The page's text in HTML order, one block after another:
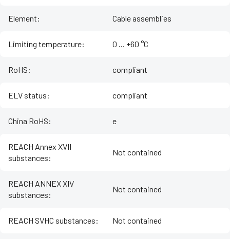
Element: Cable assemblies
Limiting temperature: ‌0 ... +60 °C
RoHS: compliant
ELV status: compliant
China RoHS: e
REACH Annex XVII
substances:
Not contained
REACH ANNEX XIV
substances:
Not contained
REACH SVHC substances: Not contained